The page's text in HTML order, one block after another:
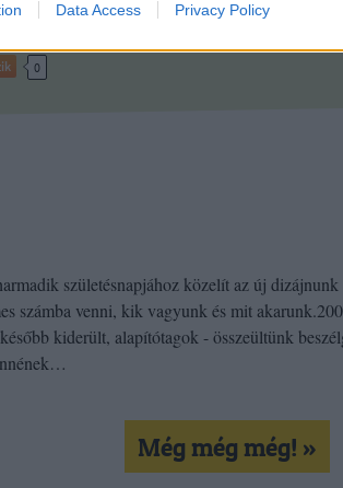
Data Access Privacy Policy
0
születésnapjához közelít az új dizájnunk
számba venni, kik vagyunk és mit
kiderült, alapítótagok - összeültünk
Még még még! »